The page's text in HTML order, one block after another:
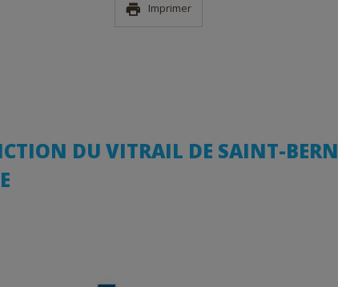
Imprimer
DU VITRAIL DE SAINT-